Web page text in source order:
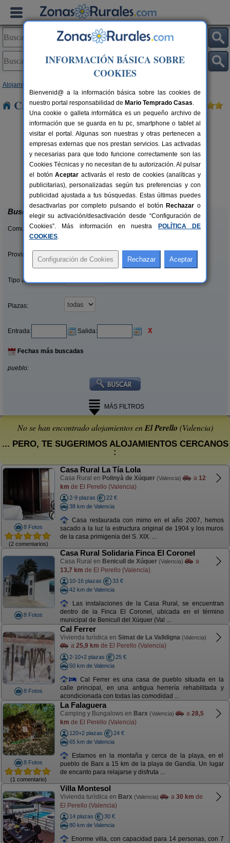
Alojamientos
Casas Rurales cerca de El Perello
4 pers.
desde40 €
Cabaña del Lago
Anna (Valencia)
Buscar
Comunidades:
Provincias/Islas:
Tipo alquiler:
Plazas:
Entrada: Salida: X
Fechas más buscadas
pueblo:
MÁS FILTROS
No se han encontrado alojamientos enEl Perello (Valencia)
... PERO, TE SUGERIMOS ALOJAMIENTOS CERCANOS
:
8 Fotos
(2 comentarios)
Casa Rural La Tía Lola
Casa Rural en Polinyà de Xúquer (Valencia) a 12
km de El Perello (Valencia)
2-9 plazas
22 €
38 km de Valencia
Casa restaurada con mimo en el año 2007, hemos
sacado a la luz la estructura original de 1904 y los muros
de la casa primigenia del S. XIX. ...
8 Fotos
Casa Rural Solidaria Finca El Coronel
Casa Rural en Benicull de Xúquer (Valencia)
a
13,7 km de El Perello (Valencia)
10-16 plazas
33 €
42 km de Valencia
Las instalaciones de la Casa Rural, se encuentran
dentro de la Finca El Coronel, ubicada en el término
municipal de Benicull del Xúquer (Val ...
8 Fotos
Cal Ferrer
Vivienda turística en Simat de La Valldigna (Valencia)
a 25,9 km de El Perello (Valencia)
2-10+2 plazas
25 €
50 km de Valencia
Cal Ferrer es una casa de pueblo situada en la
calle principal, en una antigua herrería rehabilitada y
acondicionada con todas las comodidad ...
8 Fotos
(1 comentario)
La Falaguera
Camping y Bungalows en Barx (Valencia) a 28,5
km de El Perello (Valencia)
120+2 plazas
24 €
65 km de Valencia
Estamos en la montaña y cerca de la playa, en el
pueblo de Barx a 15 km de la playa de Gandía. Un lugar
de encanto para relajarse y disfruta ...
Villa Montesol
Vivienda turística en Barx (Valencia) a 30 km de
El Perello (Valencia)
14 plazas
30 €
80 km de Valencia
Enorme villa, con capacidad para 14 personas, con 7
INFORMACIÓN BÁSICA SOBRE
COOKIES
Bienvenid@ a la información básica sobre las cookies de
nuestro portal responsabilidad de Mario Temprado Casas.
Una cookie o galleta informática es un pequeño archivo de
información que se guarda en tu pc, smartphone o tablet al
visitar el portal. Algunas son nuestras y otras pertenecen a
empresas externas que nos prestan servicios. Las activadas
y necesarias para que todo funcione correctamente son las
Cookies Técnicas y no necesitan de tu autorización. Al pulsar
el botónAceptar activarás el resto de cookies (analíticas y
publicitarias), personalizadas según tus preferencias y con
publicidad ajustada a tus búsquedas. Estas últimas puedes
desactivarlas por completo pulsando el botón Rechazar o
elegir su activación/desactivación desde “Configuración de
Cookies”. Más información en nuestra
POLÍTICA DE
COOKIES.